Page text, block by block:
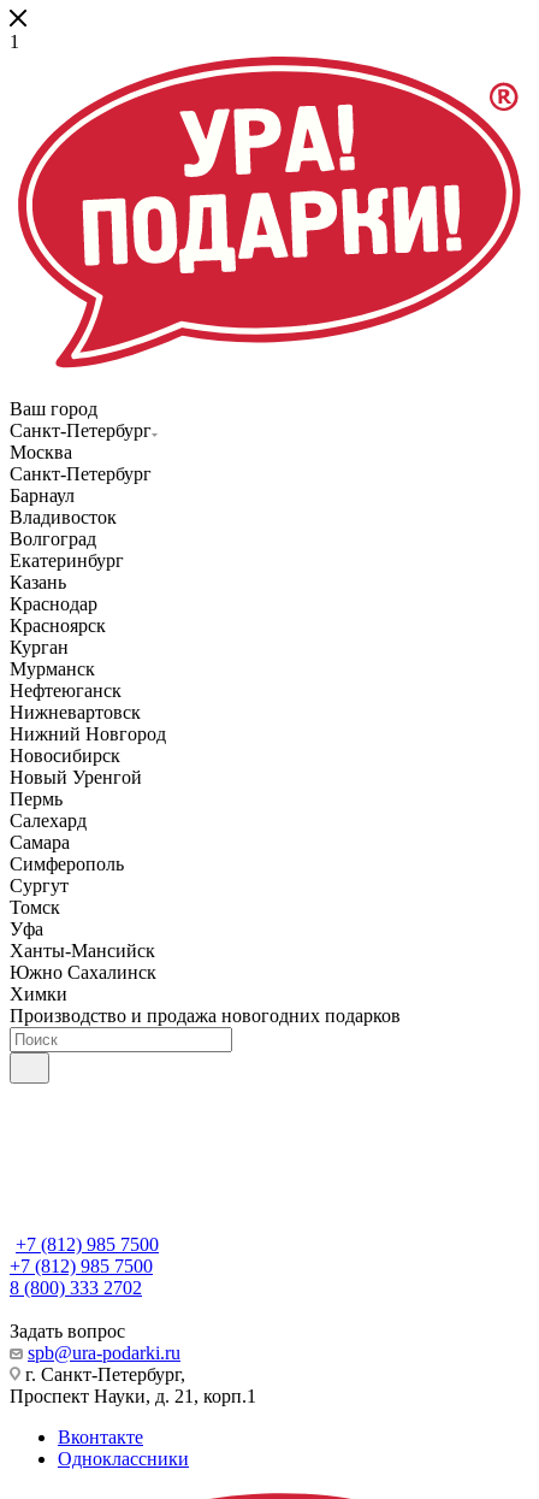
1
Ваш город
Санкт-Петербург
Москва
Санкт-Петербург
Барнаул
Владивосток
Волгоград
Екатеринбург
Казань
Краснодар
Красноярск
Курган
Мурманск
Нефтеюганск
Нижневартовск
Нижний Новгород
Новосибирск
Новый Уренгой
Пермь
Салехард
Самара
Симферополь
Сургут
Томск
Уфа
Ханты-Мансийск
Южно Сахалинск
Химки
Производство и продажа новогодних подарков
+7 (812) 985 7500
+7 (812) 985 7500
8 (800) 333 2702
Задать вопрос
spb@ura-podarki.ru
г. Санкт-Петербург,
Проспект Науки, д. 21, корп.1
Вконтакте
Одноклассники